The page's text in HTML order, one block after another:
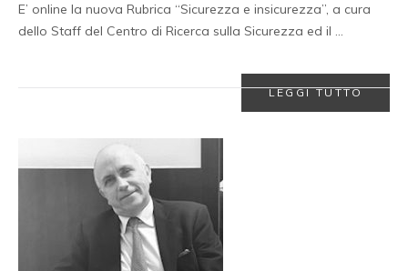
E’ online la nuova Rubrica “Sicurezza e insicurezza”, a cura
dello Staff del Centro di Ricerca sulla Sicurezza ed il …
LEGGI TUTTO